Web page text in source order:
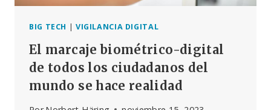
BIG TECH | VIGILANCIA DIGITAL
El marcaje biométrico-digital
de todos los ciudadanos del
mundo se hace realidad